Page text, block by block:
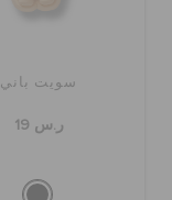
سويت باني
ر.س 19